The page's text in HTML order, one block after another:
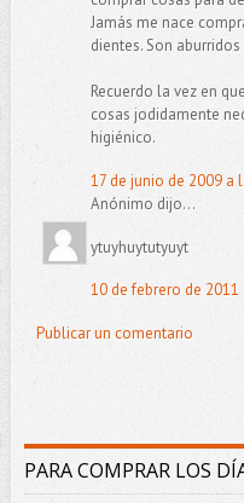
Jamás me nace
dientes. Son
Recuerdo la vez en
cosas jodidamente
higiénico.
17 de junio de 2009 a
Anónimo dijo...
ytuyhuytutyuyt
10 de febrero de 2011
Publicar un comentario
PARA COMPRAR LOS